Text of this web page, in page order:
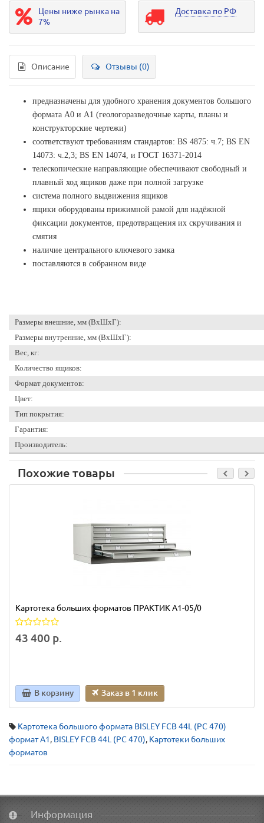
Цены ниже рынка на
7%
Доставка по РФ
Описание Отзывы (0)
предназначены для удобного хранения документов большого
формата А0 и А1 (геологоразведочные карты, планы и
конструкторские чертежи)
соответствуют требованиям стандартов: BS 4875: ч.7; BS EN
14073: ч.2,3; BS EN 14074, и ГОСТ 16371-2014
телескопические направляющие обеспечивают свободный и
плавный ход ящиков даже при полной загрузке
система полного выдвижения ящиков
ящики оборудованы прижимной рамой для надёжной
фиксации документов, предотвращения их скручивания и
смятия
наличие центрального ключевого замка
поставляются в собранном виде
Размеры внешние, мм (ВхШхГ):
Размеры внутренние, мм (ВхШхГ):
Вес, кг:
Количество ящиков:
Формат документов:
Цвет:
Тип покрытия:
Гарантия:
Производитель:
Похожие товары
Картотека больших форматов ПРАКТИК A1-05/0
43 400 р.
В корзину Заказ в 1 клик
Картотека большого формата BISLEY FCB 44L (PC 470)
формат А1, BISLEY FCB 44L (PC 470), Картотеки больших
форматов
Информация